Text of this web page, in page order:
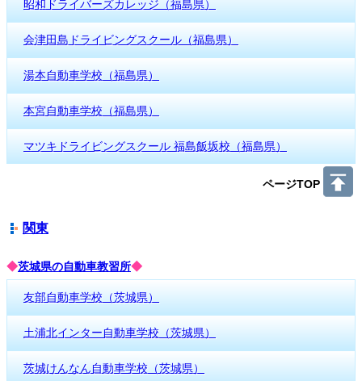
昭和ドライバーズカレッジ（福島県）
会津田島ドライビングスクール（福島県）
湯本自動車学校（福島県）
本宮自動車学校（福島県）
マツキドライビングスクール 福島飯坂校（福島県）
ページTOP
関東
◆茨城県の自動車教習所◆
友部自動車学校（茨城県）
土浦北インター自動車学校（茨城県）
茨城けんなん自動車学校（茨城県）